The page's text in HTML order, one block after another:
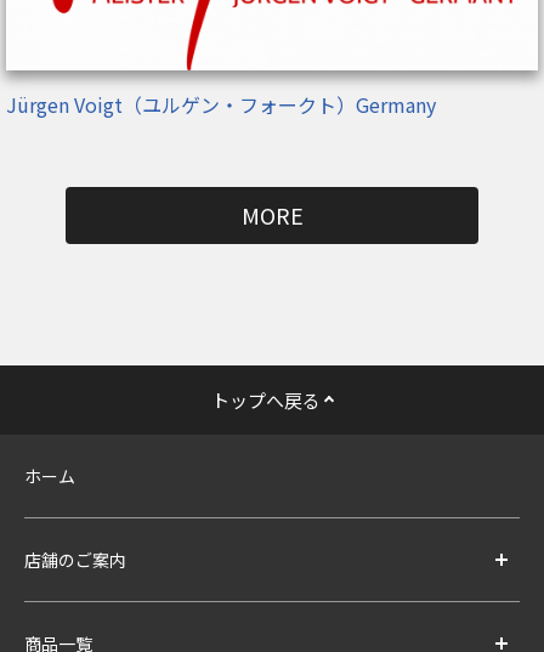
Jürgen Voigt（ユルゲン・フォークト）Germany
MORE
トップへ戻る
ホーム
店舗のご案内
商品一覧